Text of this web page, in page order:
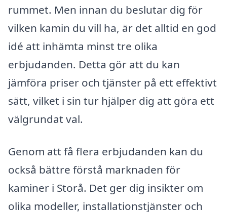
rummet. Men innan du beslutar dig för
vilken kamin du vill ha, är det alltid en god
idé att inhämta minst tre olika
erbjudanden. Detta gör att du kan
jämföra priser och tjänster på ett effektivt
sätt, vilket i sin tur hjälper dig att göra ett
välgrundat val.
Genom att få flera erbjudanden kan du
också bättre förstå marknaden för
kaminer i Storå. Det ger dig insikter om
olika modeller, installationstjänster och